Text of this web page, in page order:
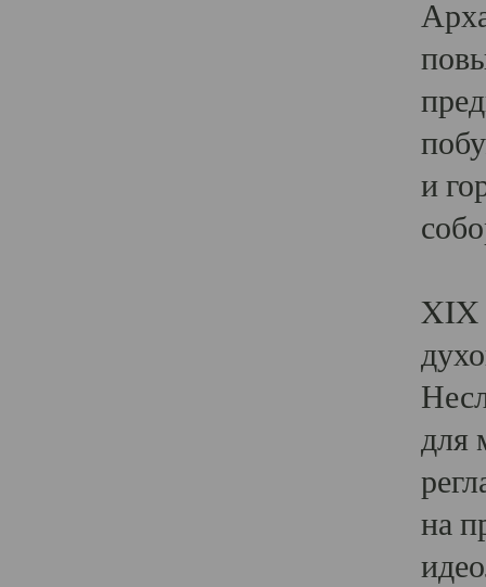
и
XIX
для
на